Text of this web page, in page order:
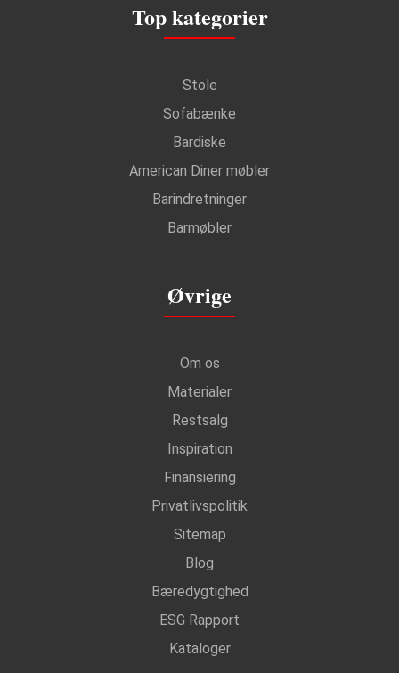
Top kategorier
Stole
Sofabænke
Bardiske
American Diner møbler
Barindretninger
Barmøbler
Øvrige
Om os
Materialer
Restsalg
Inspiration
Finansiering
Privatlivspolitik
Sitemap
Blog
Bæredygtighed
ESG Rapport
Kataloger